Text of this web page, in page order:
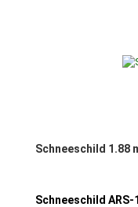
Schneeschild 1.88
Schneeschild ARS-